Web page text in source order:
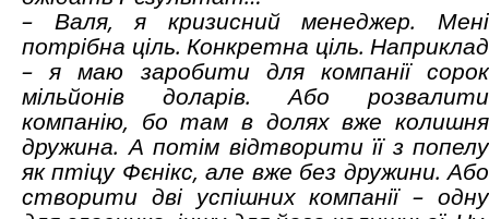
– Валя, я кризисний менеджер. Мені
потрібна ціль. Конкретна ціль. Наприклад
– я маю заробити для компанії сорок
мільйонів доларів. Або розвалити
компанію, бо там в долях вже колишня
дружина. А потім відтворити її з попелу
як птіцу Фєнікс, але вже без дружини. Або
створити дві успішних компанії – одну